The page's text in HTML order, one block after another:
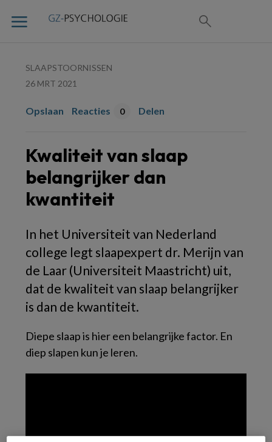
SLAAPSTOORNISSEN
26 MRT 2021
Opslaan Reacties 0 Delen
Kwaliteit van slaap
belangrijker dan
kwantiteit
In het Universiteit van Nederland
college legt slaapexpert dr. Merijn van
de Laar (Universiteit Maastricht) uit,
dat de kwaliteit van slaap belangrijker
is dan de kwantiteit.
Diepe slaap is hier een belangrijke factor. En
diep slapen kun je leren.